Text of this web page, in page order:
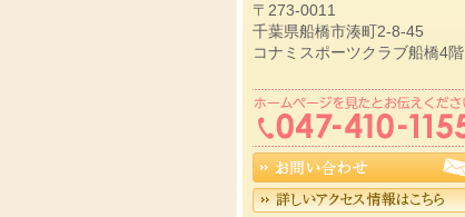
〒273-0011
千葉県船橋市湊町2-8-45
コナミスポーツクラブ船橋4階